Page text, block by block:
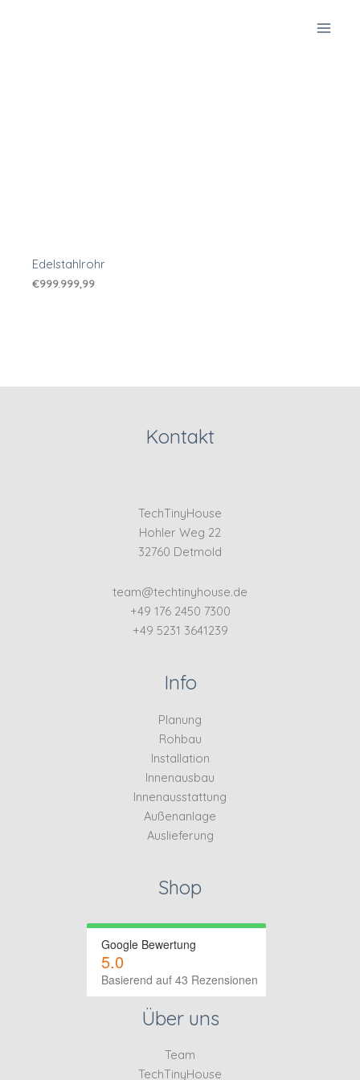
Edelstahlrohr
€999.999,99
Kontakt
TechTinyHouse
Hohler Weg 22
32760 Detmold
team@techtinyhouse.de
+49 176 2450 7300
+49 5231 3641239
Info
Planung
Rohbau
Installation
Innenausbau
Innenausstattung
Außenanlage
Auslieferung
Shop
Google Bewertung
5.0
Basierend auf 43 Rezensionen
Über uns
Team
TechTinyHouse